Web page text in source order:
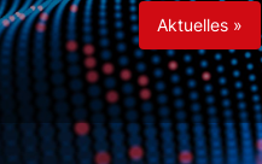
Aktuelles »